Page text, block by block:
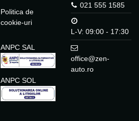
Politica de
cookie-uri
ANPC SAL
ANPC SOL
021 555 1585
L-V: 09:00 - 17:30
office@zen-
auto.ro